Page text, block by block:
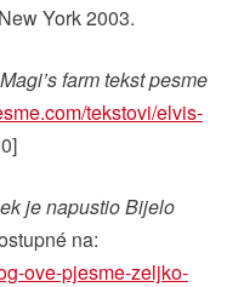
York 2003.
farm tekst pesme
tekstovi/elvis-
je napustio Bijelo
na:
ove-pjesme-zeljko-